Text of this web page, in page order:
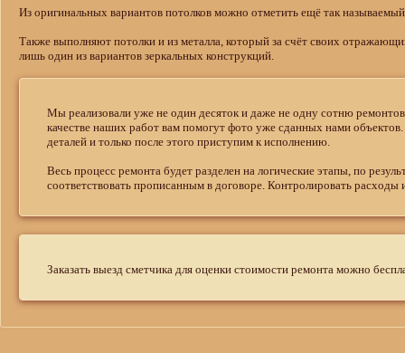
Из оригинальных вариантов потолков можно отметить ещё так
Также выполняют потолки и из металла, который за счёт своих
лишь один из вариантов зеркальных конструкций.
Мы реализовали уже не один десяток и даже не одну сотню
качестве наших работ вам помогут фото уже сданных нами
деталей и только после этого приступим к исполнению.
Весь процесс ремонта будет разделен на логические этапы, по
соответствовать прописанным в договоре. Контролировать
Заказать выезд сметчика для оценки стоимости ремонта можно